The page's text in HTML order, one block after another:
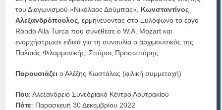
του Διαγωνισμού «Νικόλαος Δούμπας», Κωνσταντίνος
Αλεξανδρόπουλος, ερμηνεύοντας στο Ξυλόφωνο το έργο
Rondo Alla Turca που συνέθεσε ο W.A. Mozart και
ενορχήστρωσε ειδικά για τη συναυλία ο αρχιμουσικός της
Παλαιάς Φιλαρμονικής, Σπύρος Προσωπάρης.
Παρουσιάζει ο Αλέξης Κωστάλας (φιλική συμμετοχή)
Που: Αλεξάνδρειο Συνεδριακό Κέντρο Λουτρακίου
Πότε: Παρασκευή 30 Δεκεμβρίου 2022